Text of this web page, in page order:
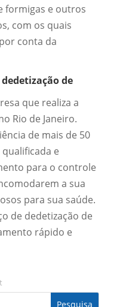
formigas e outros
com os quais
conta da
de
que realiza a
Rio de Janeiro.
de mais de 50
e
para o controle
a sua
para sua saúde.
de dedetização de
rápido e